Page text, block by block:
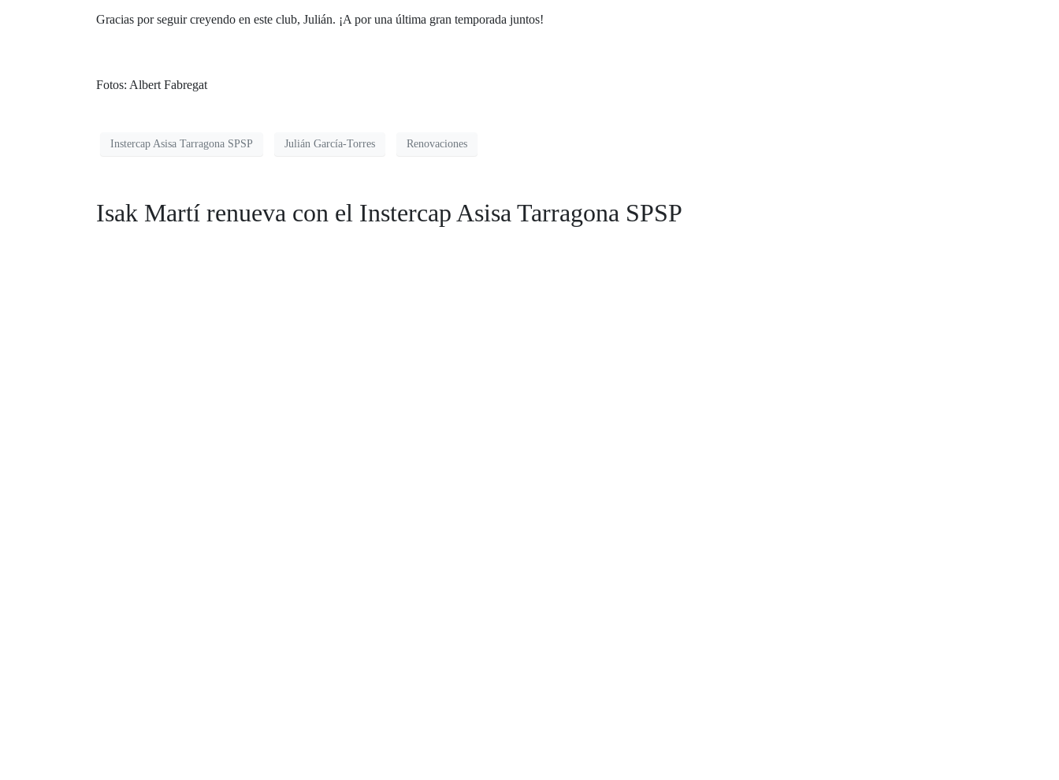
Gracias por seguir creyendo en este club, Julián. ¡A por una última gran temporada juntos!
Fotos: Albert Fabregat
Instercap Asisa Tarragona SPSP Julián García-Torres Renovaciones
Isak Martí renueva con el Instercap Asisa Tarragona SPSP